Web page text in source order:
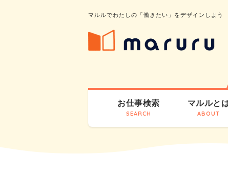
マルルでわたしの「働きたい」をデザインしよう
お仕事検索
SEARCH
マルルと
ABOUT